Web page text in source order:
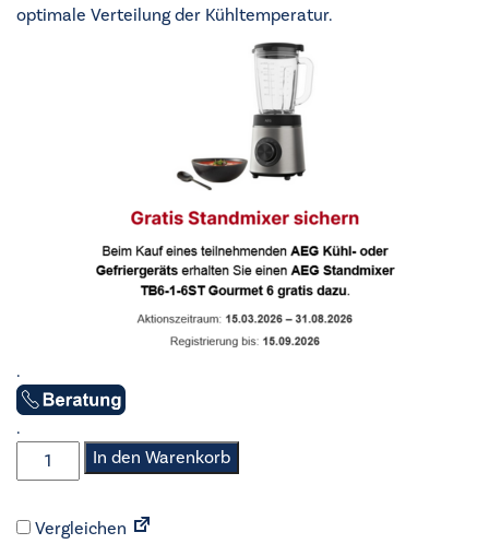
optimale Verteilung der Kühltemperatur.
.
.
AEG
-
Kühl-
In den Warenkorb
Vergleichen